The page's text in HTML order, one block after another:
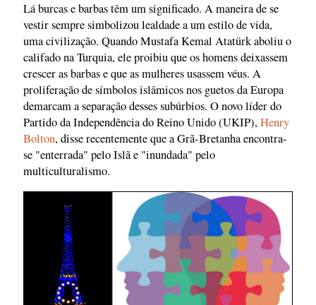
Lá burcas e barbas têm um significado. A maneira de se
vestir sempre simbolizou lealdade a um estilo de vida,
uma civilização. Quando Mustafa Kemal Atatürk aboliu o
califado na Turquia, ele proibiu que os homens deixassem
crescer as barbas e que as mulheres usassem véus. A
proliferação de símbolos islâmicos nos guetos da Europa
demarcam a separação desses subúrbios. O novo líder do
Partido da Independência do Reino Unido (UKIP),Henry
Bolton, disse recentemente que a Grã-Bretanha encontra-
se "enterrada" pelo Islã e "inundada" pelo
multiculturalismo.